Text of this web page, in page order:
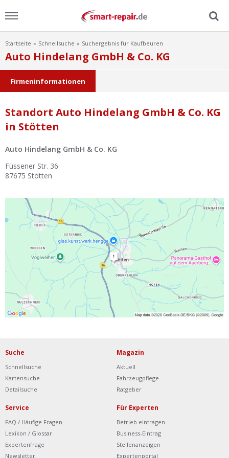
Menu
Home
Ratgeber
FAQ
Lexikon
Video
Ist Ihre Werkstatt schon dabei?
Kostenlos eintragen
Werkstatt Login
Startseite Schnellsuche Suchergebnis für Kaufbeuren
Auto Hindelang GmbH & Co. KG
Firmeninformationen
Standort Auto Hindelang GmbH & Co. KG
in Stötten
Auto Hindelang GmbH & Co. KG
Füssener Str. 36
87675 Stötten
Suche
Schnellsuche
Kartensuche
Detailsuche
Magazin
Aktuell
Fahrzeugpflege
Ratgeber
Service
FAQ / Häufige Fragen
Lexikon / Glossar
Expertenfrage
Newsletter
Für Experten
Betrieb eintragen
Business-Eintrag
Stellenanzeigen
Expertenportal